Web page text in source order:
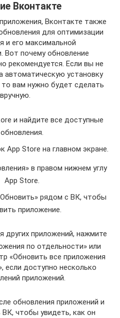
Вконтакте
Вконтакте также
для оптимизации
и его максимальной
Вот почему обновление
рекомендуется. Если вы не
автоматическую установку
вам нужно будет сделать
и найдите все доступные
обновления.
App Store на главном экране.
в правом нижнем углу
App Store.
рядом с ВК, чтобы
приложение.
других приложений, нажмите
по отдельности» или
«Обновить все приложения
если доступно несколько
приложений.
обновления приложений и
ВК, чтобы увидеть, как он